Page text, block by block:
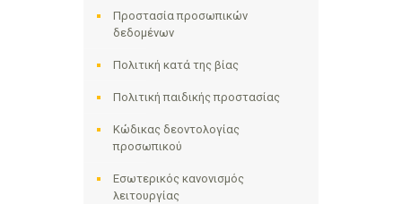
Προστασία προσωπικών
δεδομένων
Πολιτική κατά της βίας
Πολιτική παιδικής προστασίας
Κώδικας δεοντολογίας
προσωπικού
Εσωτερικός κανονισμός
λειτουργίας